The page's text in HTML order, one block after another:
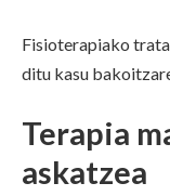
Fisioterapiako
ditu kasu
Terapia
askatzea